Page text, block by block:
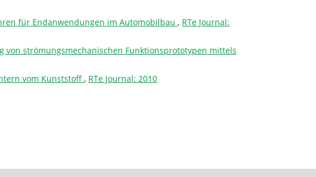
für Endanwendungen im Automobilbau, RTe Journal:
von strömungsmechanischen Funktionsprototypen mittels
vom Kunststoff, RTe Journal: 2010